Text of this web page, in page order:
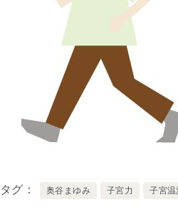
タグ 奥谷まゆみ 子宮力 子宮温